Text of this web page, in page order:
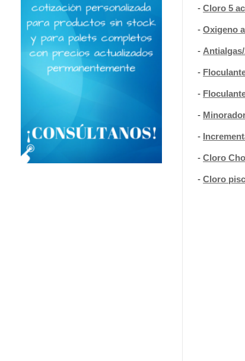
-Cloro 5
-Oxigeno
-
-
-
-
-
-Cloro
-Cloro